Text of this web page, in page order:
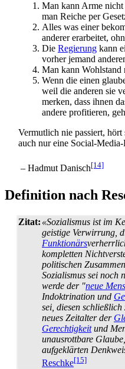
Man kann Arme nicht
man Reiche per
Alles was einer
anderer erarbeitet,
Die Regierung kann
vorher jemand
Man kann Wohlstand
Wenn die einen
weil die anderen sie
merken, dass ihnen
andere profitieren,
Vermutlich nie passiert,
auch nur eine Social-Media-
– Hadmut Danisch[14]
Definition nach
Zitat: «Sozialismus ist im
geistige Verwirrung,
Funktionärs
kompletten
politischen
Sozialismus sei noch
werde der "neue
Indoktrination und
sei, diesen
neues Zeitalter der
Gerechtigkeitund
unausrottbare
aufgeklärten
Reschke[15]